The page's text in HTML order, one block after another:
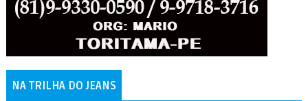
NA TRILHA DO JEANS